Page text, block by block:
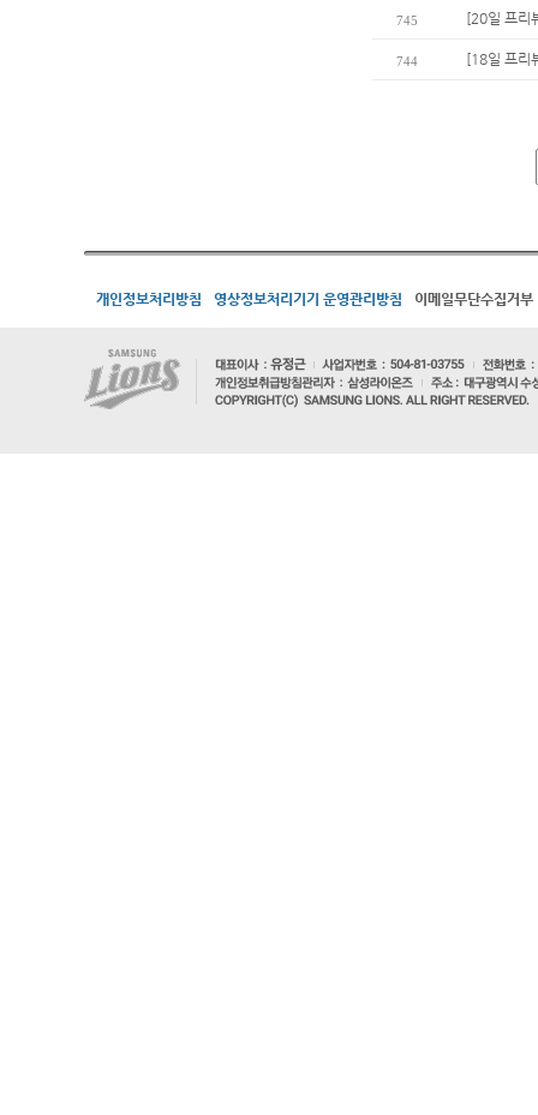
745 [20일 프리
744 [18일 프리
개인정보처리방침 영상정보처리기기 운영관리방침 이메일무단수집거부